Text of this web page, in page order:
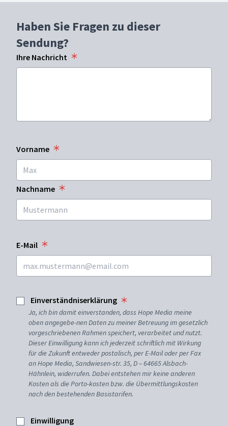
Haben Sie Fragen zu dieser
Sendung?
Ihre Nachricht
Vorname
Nachname
E-Mail
Einverständniserklärung
Ja, ich bin damit einverstanden, dass Hope Media meine
oben angegebe-nen Daten zu meiner Betreuung im gesetzlich
vorgeschriebenen Rahmen speichert, verarbeitet und nutzt.
Dieser Einwilligung kann ich jederzeit schriftlich mit Wirkung
für die Zukunft entweder postalisch, per E-Mail oder per Fax
an Hope Media, Sandwiesen-str. 35, D – 64665 Alsbach-
Hähnlein, widerrufen. Dabei entstehen mir keine anderen
Kosten als die Porto-kosten bzw. die Übermittlungskosten
nach den bestehenden Basistarifen.
Einwilligung